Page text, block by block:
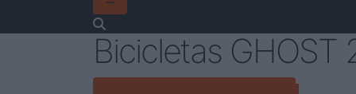
Bicicletas GHOST